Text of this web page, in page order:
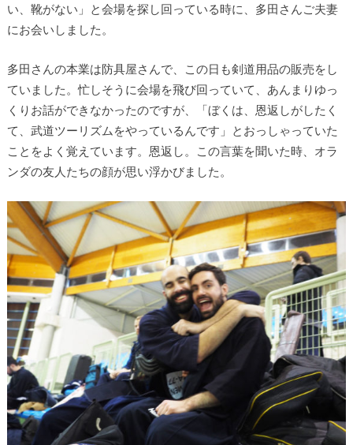
い、靴がない」と会場を探し回っている時に、多田さんご夫妻
にお会いしました。
多田さんの本業は防具屋さんで、この日も剣道用品の販売をし
ていました。忙しそうに会場を飛び回っていて、あんまりゆっ
くりお話ができなかったのですが、「ぼくは、恩返しがしたく
て、武道ツーリズムをやっているんです」とおっしゃっていた
ことをよく覚えています。恩返し。この言葉を聞いた時、オラ
ンダの友人たちの顔が思い浮かびました。